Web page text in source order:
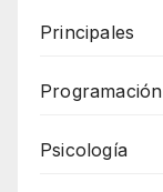
Principales
Programación
Psicología